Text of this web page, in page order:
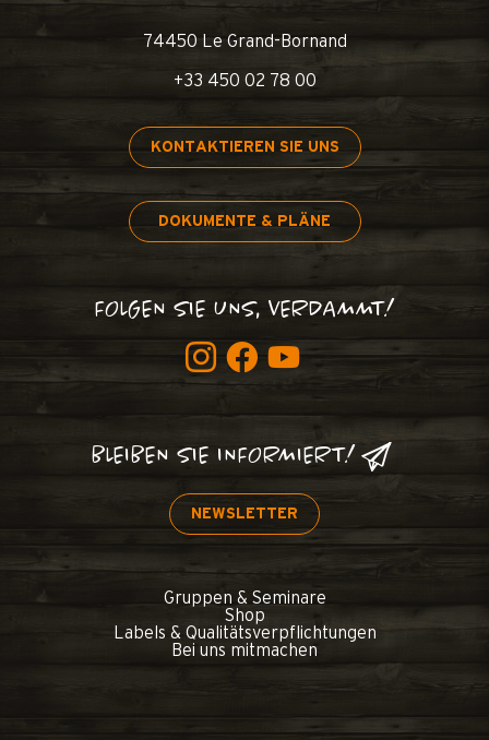
74450 Le Grand-Bornand
+33 450 02 78 00
KONTAKTIEREN SIE UNS
DOKUMENTE & PLÄNE
FOLGEN SIE UNS, VERDAMMT!
BLEIBEN SIE INFORMIERT!
NEWSLETTER
Gruppen & Seminare
Shop
Labels & Qualitätsverpflichtungen
Bei uns mitmachen